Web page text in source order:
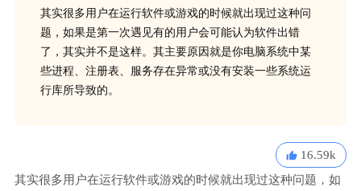
其实很多用户在运行软件或游戏的时候就出现过这种问
题，如果是第一次遇见有的用户会可能认为软件出错
了，其实并不是这样。其主要原因就是你电脑系统中某
些进程、注册表、服务存在异常或没有安装一些系统运
行库所导致的。
16.59k
其实很多用户在运行软件或游戏的时候就出现过这种问题，如